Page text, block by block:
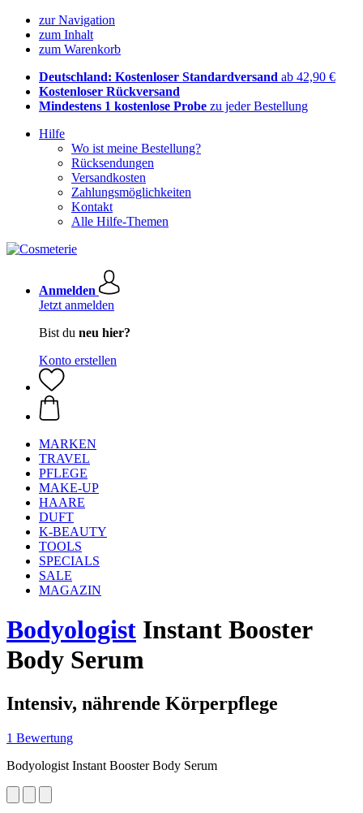
zur Navigation
zum Inhalt
zum Warenkorb
Deutschland: Kostenloser Standardversand ab 42,90 €
Kostenloser Rückversand
Mindestens 1 kostenlose Probe zu jeder Bestellung
Hilfe
Wo ist meine Bestellung?
Rücksendungen
Versandkosten
Zahlungsmöglichkeiten
Kontakt
Alle Hilfe-Themen
Anmelden
Jetzt anmelden
Bist du neu hier?
Konto erstellen
MARKEN
TRAVEL
PFLEGE
MAKE-UP
HAARE
DUFT
K-BEAUTY
TOOLS
SPECIALS
SALE
MAGAZIN
Bodyologist Instant Booster
Body Serum
Intensiv, nährende Körperpflege
1 Bewertung
Bodyologist Instant Booster Body Serum